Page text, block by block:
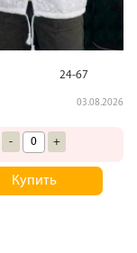
24-67
03.08.2026
- +
Купить